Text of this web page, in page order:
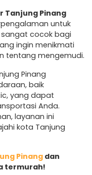
Tanjung Pinang
untuk
cocok bagi
ingin menikmati
tentang mengemudi.
Pinang
baik
yang dapat
Anda.
layanan ini
kota Tanjung
Pinang dan
termurah!